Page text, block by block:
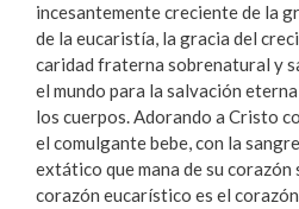
incesantemente creciente de la
de la eucaristía, la gracia del
caridad fraterna sobrenatural y
el mundo para la salvación
los cuerpos. Adorando a Cristo
el comulgante bebe, con la
extático que mana de su corazón
corazón eucarístico es el